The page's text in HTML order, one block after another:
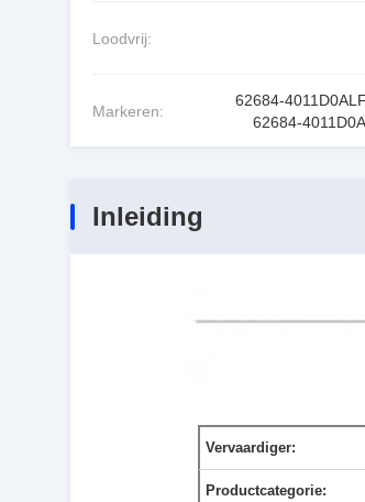
Loodvrij:
Markeren:
62684-4011D0ALF
62684-
Inleiding
Vervaardiger:
Productcategorie: